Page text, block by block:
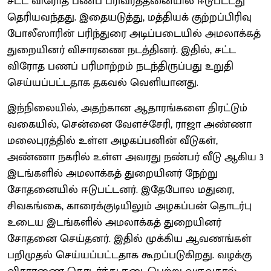
தெரிய​வந்​தது. இதையடுத்​து, மத்​தி​யக் குற்​றப்​பிரிவு
போலீ​ஸாரின் பரிந்​துரை அடிப்​படை​யில் அமலாக்​கத்
துறை​யினர் விசா​ரணை நடத்​தினர். இதில், சட்ட
விரோத பணப் பரி​மாற்​றம் நடந்​திருப்​பது உறுதி
செய்யப்​பட்​ட​தாக தகவல் வெளி​யானது.
இந்​நிலை​யில், அதற்​கான ஆதா​ரங்​களை திரட்​டும்
வகை​யில், சென்னை வேளச்​சேரி, ராஜா அண்​ணா​
மலைபுரத்​தில் உள்ள அழகப்​பனின் வீடு​கள்,
அண்ணா நகரில் உள்ள அவரது நண்​பர் வீடு ஆகிய 3
இடங்​களில் அமலாக்​கத் துறை​யினர் நேற்று
சோதனை​யில் ஈடு​பட்​டனர். இதே​போல மதுரை,
சிவகங்​கை, காரைக்​குடி​யிலும் அழகப்​பன் தொடர்பு
உடைய இடங்​களில் அமலாக்​கத் துறை​யினர்
சோதனை செய்​தனர். இதில் முக்​கிய ஆவணங்​கள்
பறி​முதல் செய்​யப்​பட்​ட​தாக கூறப்​படு​கிறது. வழக்கு